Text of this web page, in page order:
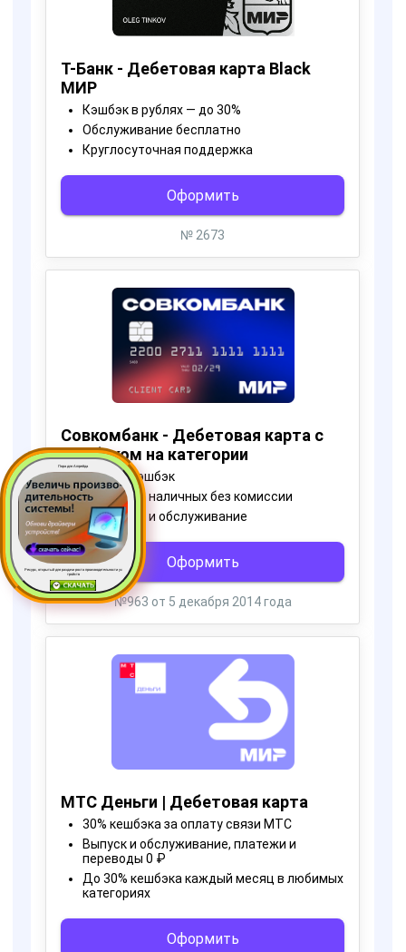
Пора для Апгрейда
Ресурс, открытый для раздачи роста производительности ус
тройств